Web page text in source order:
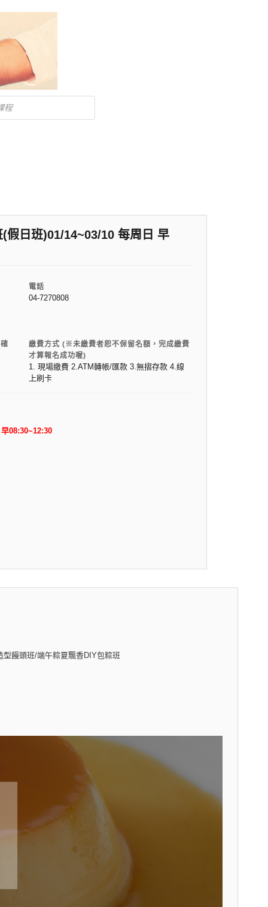
假日班)01/14~03/10 每周日 早
電話
04-7270808
繳費方式 (※未繳費者恕不保留名額，完成繳費
才算報名成功喔)
1. 現場繳費 2.ATM轉帳/匯款 3.無摺存款 4.線
上刷卡
08:30~12:30
饅頭班/端午粽夏飄香DIY包粽班